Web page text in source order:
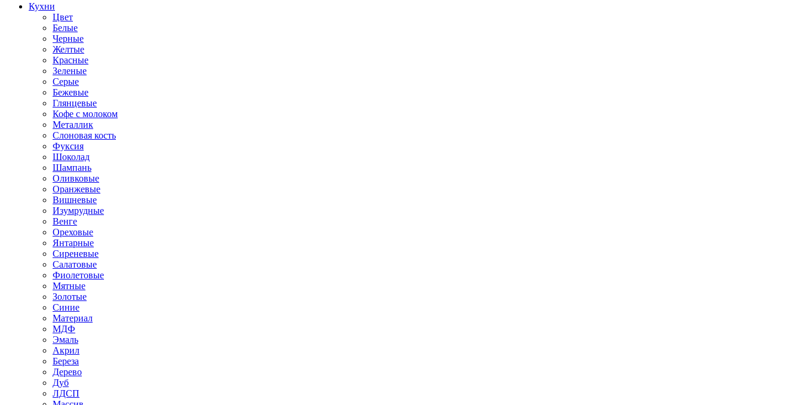
Кухни
Цвет
Белые
Черные
Желтые
Красные
Зеленые
Серые
Бежевые
Глянцевые
Кофе с молоком
Металлик
Слоновая кость
Фуксия
Шоколад
Шампань
Оливковые
Оранжевые
Вишневые
Изумрудные
Венге
Ореховые
Янтарные
Сиреневые
Салатовые
Фиолетовые
Мятные
Золотые
Синие
Материал
МДФ
Эмаль
Акрил
Береза
Дерево
Дуб
ЛДСП